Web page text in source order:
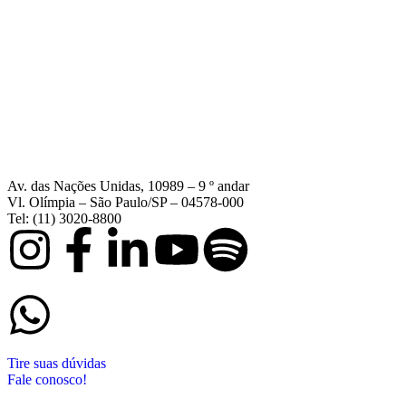
Av. das Nações Unidas, 10989 – 9 º andar
Vl. Olímpia – São Paulo/SP – 04578-000
Tel: (11) 3020-8800
Tire suas dúvidas
Fale conosco!